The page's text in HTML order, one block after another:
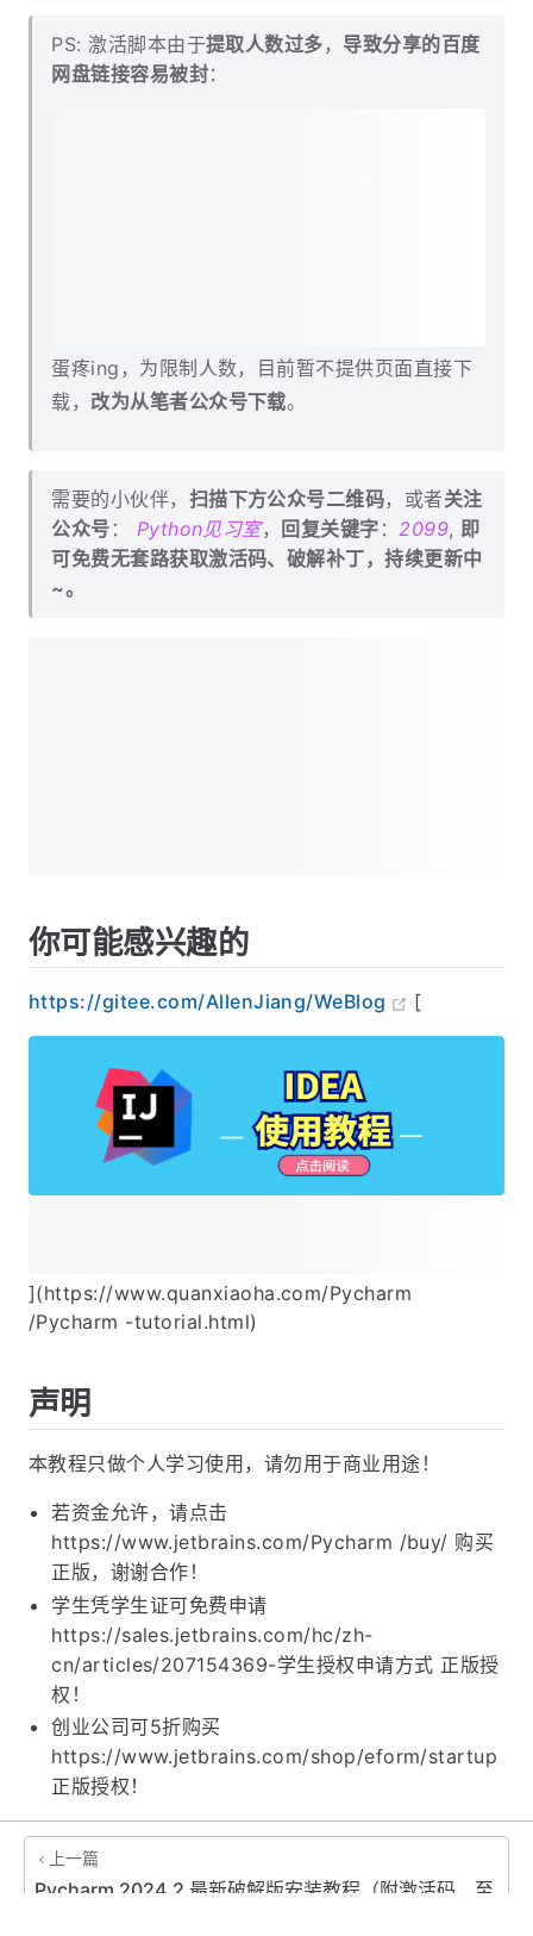
PS: 激活脚本由于提取人数过多 ， 导致分享的百度
网盘链接容易被封：
蛋疼ing，为限制人数，目前暂不提供页面直接下
载， 改为从笔者公众号下载。
需要的小伙伴， 扫描下方公众号二维码，或者关注
公众号 ： Python见习室， 回复关键字 ： 2099, 即
可免费无套路获取激活码、破解补丁，持续更新中
~。
你可能感兴趣的
https://gitee.com/AllenJiang/WeBlog [
](https://www.quanxiaoha.com/Pycharm
/Pycharm -tutorial.html)
声明
本教程只做个人学习使用，请勿用于商业用途！
若资金允许，请点击
https://www.jetbrains.com/Pycharm /buy/ 购买
正版，谢谢合作！
学生凭学生证可免费申请
https://sales.jetbrains.com/hc/zh-
cn/articles/207154369-学生授权申请方式 正版授
权！
创业公司可5折购买
https://www.jetbrains.com/shop/eform/startup
正版授权！
上一篇
Pycharm 2024.2 最新破解版安装教程（附激活码，至